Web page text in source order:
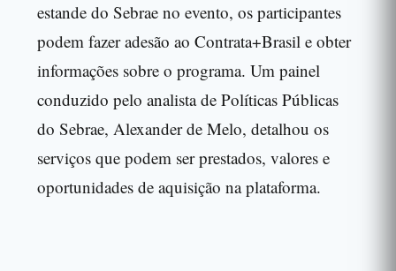
estande do Sebrae no evento, os participantes
podem fazer adesão ao Contrata+Brasil e obter
informações sobre o programa. Um painel
conduzido pelo analista de Políticas Públicas
do Sebrae, Alexander de Melo, detalhou os
serviços que podem ser prestados, valores e
oportunidades de aquisição na plataforma.